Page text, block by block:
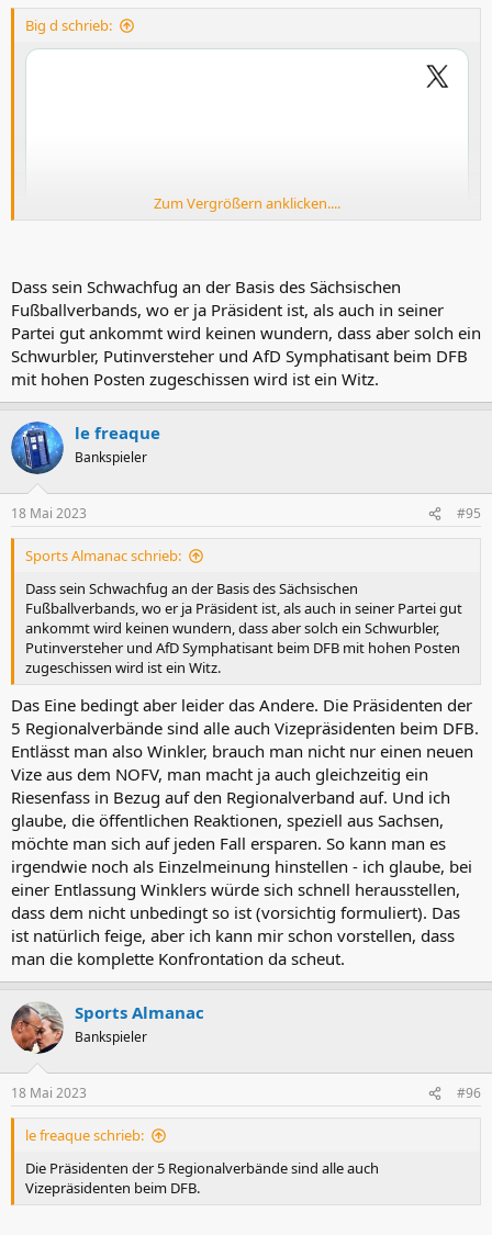
n
Big d schrieb:
Zum Vergrößern anklicken....
Dass sein Schwachfug an der Basis des Sächsischen
Fußballverbands, wo er ja Präsident ist, als auch in seiner
Partei gut ankommt wird keinen wundern, dass aber solch ein
Schwurbler, Putinversteher und AfD Symphatisant beim DFB
mit hohen Posten zugeschissen wird ist ein Witz.
le freaque
Bankspieler
18 Mai 2023 #95
Sports Almanac schrieb:
Dass sein Schwachfug an der Basis des Sächsischen
Fußballverbands, wo er ja Präsident ist, als auch in seiner Partei gut
ankommt wird keinen wundern, dass aber solch ein Schwurbler,
Putinversteher und AfD Symphatisant beim DFB mit hohen Posten
zugeschissen wird ist ein Witz.
Das Eine bedingt aber leider das Andere. Die Präsidenten der
5 Regionalverbände sind alle auch Vizepräsidenten beim DFB.
Entlässt man also Winkler, brauch man nicht nur einen neuen
Vize aus dem NOFV, man macht ja auch gleichzeitig ein
Riesenfass in Bezug auf den Regionalverband auf. Und ich
glaube, die öffentlichen Reaktionen, speziell aus Sachsen,
möchte man sich auf jeden Fall ersparen. So kann man es
irgendwie noch als Einzelmeinung hinstellen - ich glaube, bei
einer Entlassung Winklers würde sich schnell herausstellen,
dass dem nicht unbedingt so ist (vorsichtig formuliert). Das
ist natürlich feige, aber ich kann mir schon vorstellen, dass
man die komplette Konfrontation da scheut.
Sports Almanac
Bankspieler
18 Mai 2023 #96
le freaque schrieb:
Die Präsidenten der 5 Regionalverbände sind alle auch
Vizepräsidenten beim DFB.